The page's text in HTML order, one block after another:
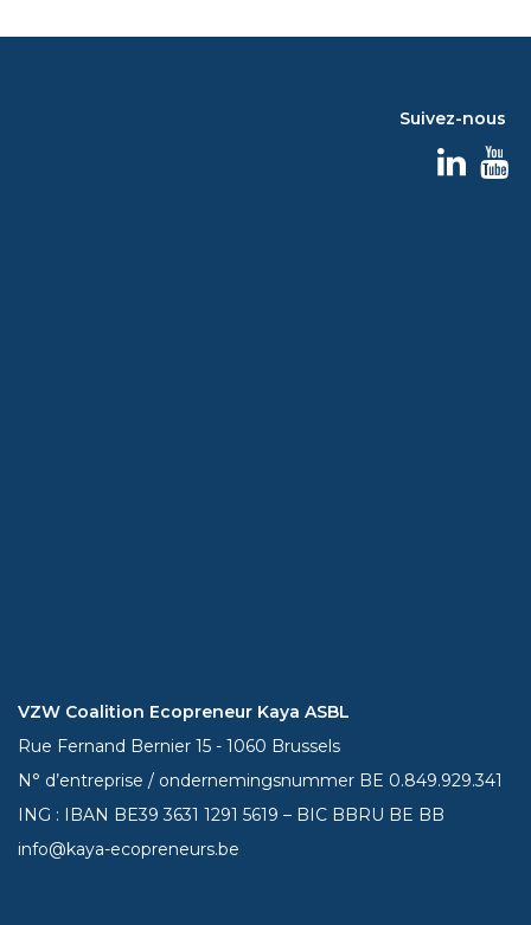
Suivez-nous
VZW Coalition Ecopreneur Kaya ASBL
Rue Fernand Bernier 15 - 1060 Brussels
N° d’entreprise / ondernemingsnummer BE 0.849.929.341
ING : IBAN BE393631 1291 5619 – BIC BBRU BE BB
info@kaya-ecopreneurs.be